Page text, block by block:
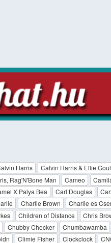
Harris
Calvin Harris & Ellie
Rag'N'Bone Man Cameo
X Palya Bea Carl Douglas
Charlie Brown
Charlie es
Children of Distance Chris
Chubby Checker Chumbawamba
Climie Fisher Clockclock